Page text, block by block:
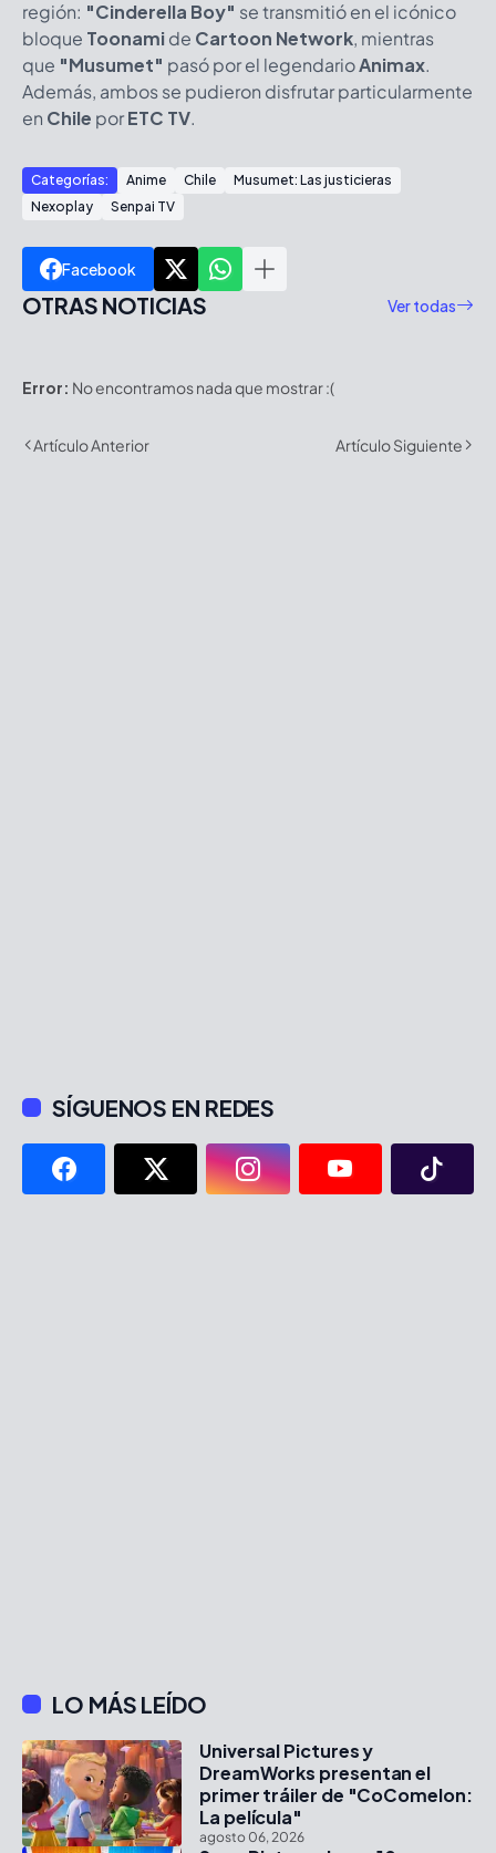
región: "Cinderella Boy" se transmitió en el icónico
bloque Toonamide Cartoon Network, mientras
que "Musumet" pasó por el legendarioAnimax.
Además, ambos se pudieron disfrutar particularmente
en Chile porETC TV.
Categorías: Anime Chile
Musumet: Las justicieras
Nexoplay
Senpai TV
Facebook
OTRAS NOTICIAS Ver todas
Error: No encontramos nada que mostrar :(
Artículo Anterior Artículo Siguiente
SÍGUENOS EN REDES
LO MÁS LEÍDO
Universal Pictures y
DreamWorks presentan el
primer tráiler de "CoComelon:
La película"
agosto 06, 2026